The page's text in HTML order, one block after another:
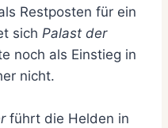
Restposten für ein
sich Palast der
noch als Einstieg in
nicht.
führt die Helden in